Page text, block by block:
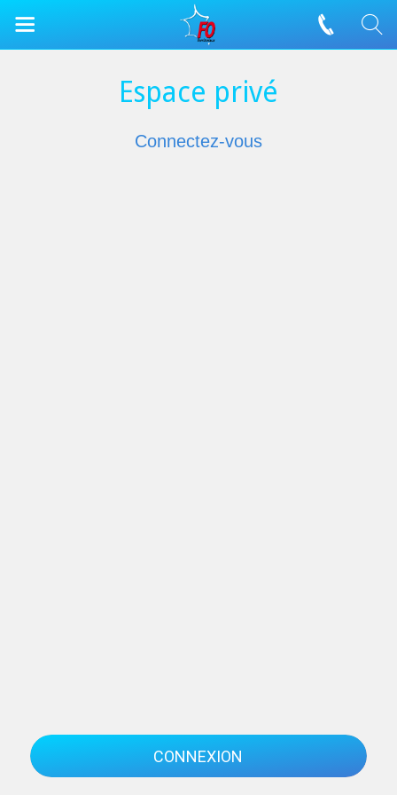
Espace privé
Connectez-vous
CONNEXION